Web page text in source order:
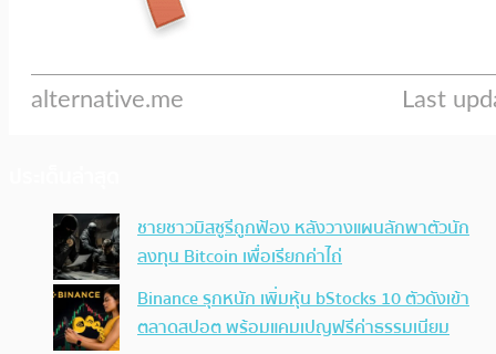
ชายชาวมิสซูรีถูกฟ้อง หลังวางแผนลักพาตัวนัก
ลงทุน Bitcoin เพื่อเรียกค่าไถ่
Binance รุกหนัก เพิ่มหุ้น bStocks 10 ตัวดังเข้า
ตลาดสปอต พร้อมแคมเปญฟรีค่าธรรมเนียม